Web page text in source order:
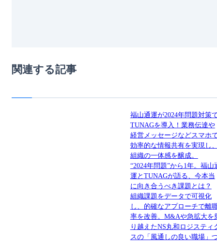
関連する記事
福山通運が2024年問題対策
TUNAGを導入！業務伝達や
経営メッセージなどスマホ
効率的な情報共有を実現し
組織の一体感を醸成。
“2024年問題”から1年。福山
運とTUNAGが語る、今本当
に向き合うべき課題とは？
組織課題をデータで可視化
し、的確なアプローチで離
率を改善。M&Aや急拡大を
り越えたNS丸和ロジスティ
スの「風通しの良い職場」